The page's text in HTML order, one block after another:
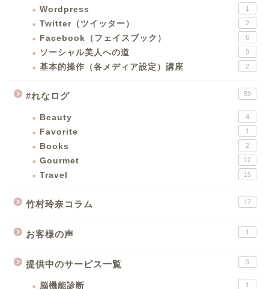
Wordpress 1
Twitter（ツイッター） 2
Facebook（フェイスブック） 6
ソーシャル美人への道 9
基本的操作（各メディア設定）講座 2
#れなログ 59
Beauty 4
Favorite 1
Books 2
Gourmet 12
Travel 15
竹村玲奈コラム 17
お客様の声 1
提供中のサービス一覧 3
脳機能診断 1